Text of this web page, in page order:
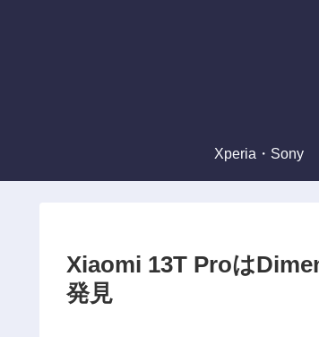
Xperia・Sony
Xiaomi 13T Proは
発見